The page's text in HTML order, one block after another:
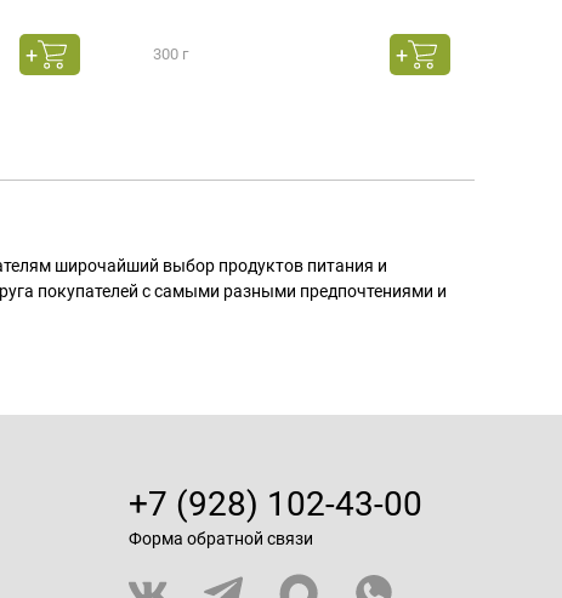
300 г
широчайший выбор продуктов питания и
покупателей с самыми разными предпочтениями и
+7 (928) 102-43-00
Форма обратной связи